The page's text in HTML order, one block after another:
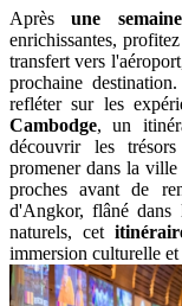
flottant
du
lac
Tonlé
Sap
En début d'après-
Krabei Riel, où les
explorées, des
interactions avec les
avec une
Sina vous initie à l'art
de cuisine interactif,
plats traditionnels